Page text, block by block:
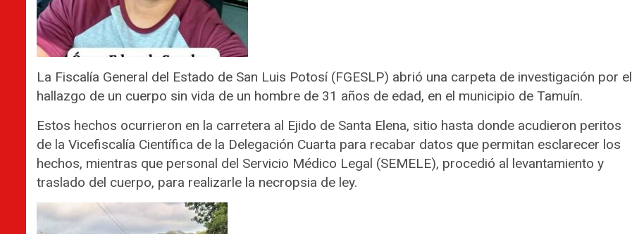
La Fiscalía General del Estado de San Luis Potosí (FGESLP) abrió una carpeta de investigación por el
hallazgo de un cuerpo sin vida de un hombre de 31 años de edad, en el municipio de Tamuín.
Estos hechos ocurrieron en la carretera al Ejido de Santa Elena, sitio hasta donde acudieron peritos
de la Vicefiscalía Científica de la Delegación Cuarta para recabar datos que permitan esclarecer los
hechos, mientras que personal del Servicio Médico Legal (SEMELE), procedió al levantamiento y
traslado del cuerpo, para realizarle la necropsia de ley.